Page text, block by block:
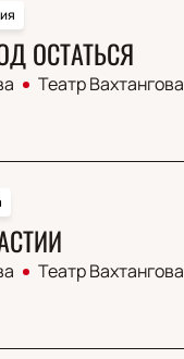
ОСТАТЬСЯ
Театр Вахтангова
Театр Вахтангова